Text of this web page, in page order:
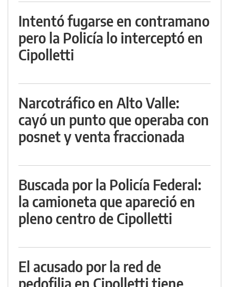
Intentó fugarse en contramano
pero la Policía lo interceptó en
Cipolletti
Narcotráfico en Alto Valle:
cayó un punto que operaba con
posnet y venta fraccionada
Buscada por la Policía Federal:
la camioneta que apareció en
pleno centro de Cipolletti
El acusado por la red de
pedofilia en Cipolletti tiene